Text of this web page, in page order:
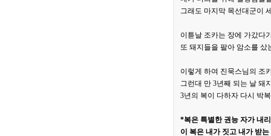
그래도 마지막 목선대군이
이튿날 조카는 장에 가갔다
또 돼지들을 팔아 암소를 샀
이렇게 하여 진묵스님의 조
그런대 만 3년째 되는 날 돼
3년의 복이 다하자 다시 박
*복은 특별한 권능 자가 내
이 복은 내가 짓고 내가 받는